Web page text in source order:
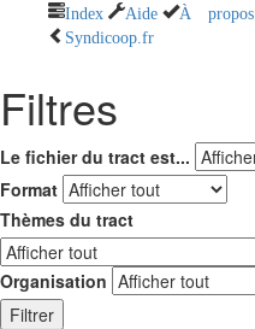
Index
Aide À propos
Syndicoop.fr
Filtres
Le fichier du tract est...
Format
Thèmes du tract
Organisation
Filtrer